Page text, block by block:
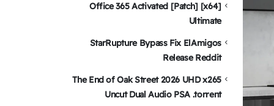
Office 365 Activated [Patch] [x64]
Ultimate
StarRupture Bypass Fix ElAmigos
Release Reddit
The End of Oak Street 2026 UHD x265
Uncut Dual Audio PSA .torrent